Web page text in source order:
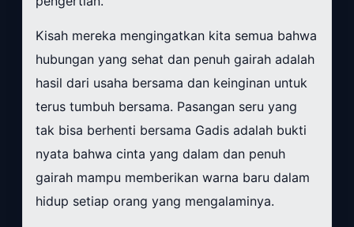
Kisah mereka mengingatkan kita semua bahwa
hubungan yang sehat dan penuh gairah adalah
hasil dari usaha bersama dan keinginan untuk
terus tumbuh bersama. Pasangan seru yang
tak bisa berhenti bersama Gadis adalah bukti
nyata bahwa cinta yang dalam dan penuh
gairah mampu memberikan warna baru dalam
hidup setiap orang yang mengalaminya.